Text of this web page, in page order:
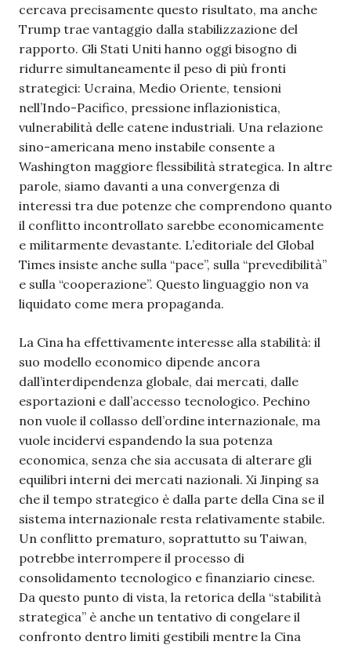
cercava precisamente questo risultato, ma anche
Trump trae vantaggio dalla stabilizzazione del
rapporto. Gli Stati Uniti hanno oggi bisogno di
ridurre simultaneamente il peso di più fronti
strategici: Ucraina, Medio Oriente, tensioni
nell’Indo-Pacifico, pressione inflazionistica,
vulnerabilità delle catene industriali. Una relazione
sino-americana meno instabile consente a
Washington maggiore flessibilità strategica. In altre
parole, siamo davanti a una convergenza di
interessi tra due potenze che comprendono quanto
il conflitto incontrollato sarebbe economicamente
e militarmente devastante. L’editoriale del Global
Times insiste anche sulla “pace”, sulla “prevedibilità”
e sulla “cooperazione”. Questo linguaggio non va
liquidato come mera propaganda.
La Cina ha effettivamente interesse alla stabilità: il
suo modello economico dipende ancora
dall’interdipendenza globale, dai mercati, dalle
esportazioni e dall’accesso tecnologico. Pechino
non vuole il collasso dell’ordine internazionale, ma
vuole incidervi espandendo la sua potenza
economica, senza che sia accusata di alterare gli
equilibri interni dei mercati nazionali. Xi Jinping sa
che il tempo strategico è dalla parte della Cina se il
sistema internazionale resta relativamente stabile.
Un conflitto prematuro, soprattutto su Taiwan,
potrebbe interrompere il processo di
consolidamento tecnologico e finanziario cinese.
Da questo punto di vista, la retorica della “stabilità
strategica” è anche un tentativo di congelare il
confronto dentro limiti gestibili mentre la Cina